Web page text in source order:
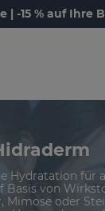
| -15 % auf Ihre
Hydratation für
Basis von
Mimose oder